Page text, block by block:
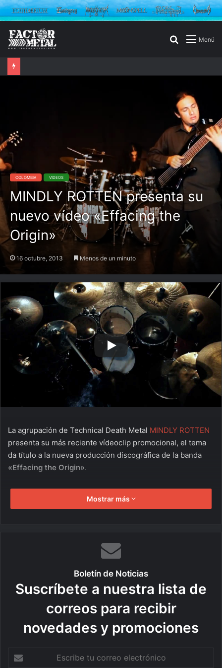
Menú
Buscar
COLOMBIA VIDEOS
MINDLY ROTTEN presenta su
nuevo vídeo «Effacing the
Origin»
16 octubre, 2013 Menos de un minuto
La agrupación de Technical Death Metal MINDLY ROTTEN
presenta su más reciente vídeoclip promocional, el tema
da título a la nueva producción discográfica de la banda
«Effacing the Origin».
Mostrar más
Boletín de Noticias
Suscríbete a nuestra lista de
correos para recibir
novedades y promociones